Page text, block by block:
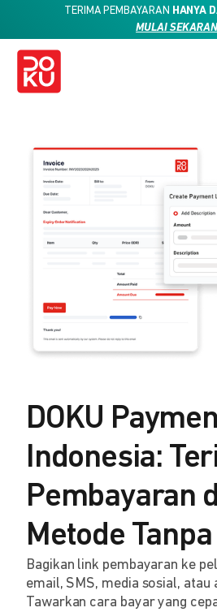
TERIMA PEMBAYARAN HANYA
MULAI
DOKU
Indonesia:
Pembayaran
Metode
Bagikan link pembayaran ke
email, SMS, media sosial, atau
Tawarkan cara bayar yang